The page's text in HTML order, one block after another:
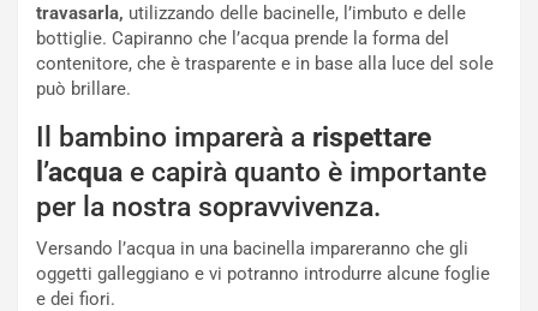
travasarla, utilizzando delle bacinelle, l’imbuto e delle
bottiglie. Capiranno che l’acqua prende la forma del
contenitore, che è trasparente e in base alla luce del sole
può brillare.
Il bambino imparerà a rispettare
l’acqua e capirà quanto è importante
per la nostra sopravvivenza.
Versando l’acqua in una bacinella impareranno che gli
oggetti galleggiano e vi potranno introdurre alcune foglie
e dei fiori.